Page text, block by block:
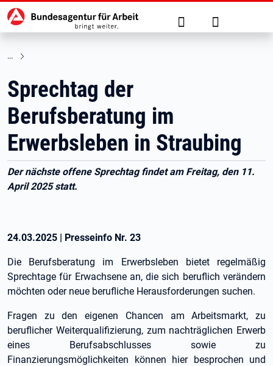
zu den Hauptinhalten springen
Hauptnavigation Suche Anmelden
Sprechtag der
Berufsberatung im
Erwerbsleben in Straubing
Der nächste offene Sprechtag findet am Freitag, den 11.
April 2025 statt.
24.03.2025 | Presseinfo Nr. 23
Die Berufsberatung im Erwerbsleben bietet regelmäßig
Sprechtage für Erwachsene an, die sich beruflich verändern
möchten oder neue berufliche Herausforderungen suchen.
Fragen zu den eigenen Chancen am Arbeitsmarkt, zu
beruflicher Weiterqualifizierung, zum nachträglichen Erwerb
eines Berufsabschlusses sowie zu
Finanzierungsmöglichkeiten können hier besprochen und